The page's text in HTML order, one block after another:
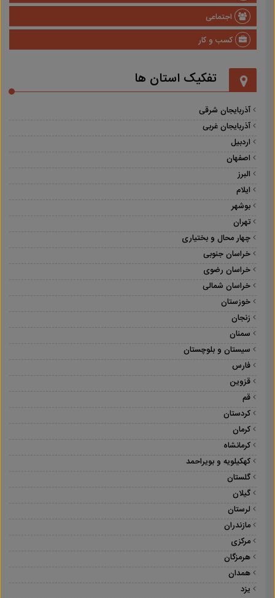
اجتماعی
کسب و کار
تفکیک استان ها
آذربایجان شرقی
آذربایجان غربی
اردبیل
اصفهان
البرز
ایلام
بوشهر
تهران
چهار محال و بختیاری
خراسان جنوبی
خراسان رضوی
خراسان شمالی
خوزستان
زنجان
سمنان
سیستان و بلوچستان
فارس
قزوین
قم
کردستان
کرمان
کرمانشاه
کهکیلویه و بویراحمد
گلستان
گیلان
لرستان
مازندران
مرکزی
هرمزگان
همدان
یزد